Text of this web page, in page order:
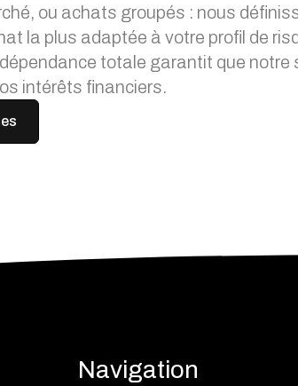
ou achats groupés : nous
la plus adaptée à votre profil de
totale garantit que notre
intérêts financiers.
Navigation